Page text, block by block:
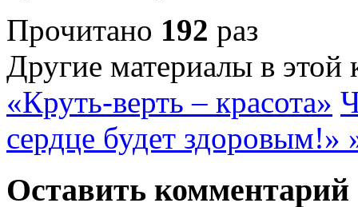
Прочитано 192 раз
Другие материалы в этой
«Круть-верть – красота»
сердце будет здоровым!»
Оставить комментарий